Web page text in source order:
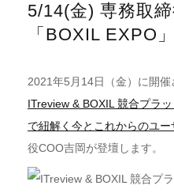
5/14(金) 専務取
「BOXIL EXPO
2021年5月14日（金）に開催
ITreview & BOXIL 競合プラ
で紐解く今とこれからのユー
役COO吉岡が登壇します。